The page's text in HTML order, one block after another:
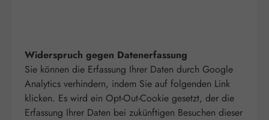
Widerspruch gegen Datenerfassung
Sie können die Erfassung Ihrer Daten durch Google
Analytics verhindern, indem Sie auf folgenden Link
klicken. Es wird ein Opt-Out-Cookie gesetzt, der die
Erfassung Ihrer Daten bei zukünftigen Besuchen dieser